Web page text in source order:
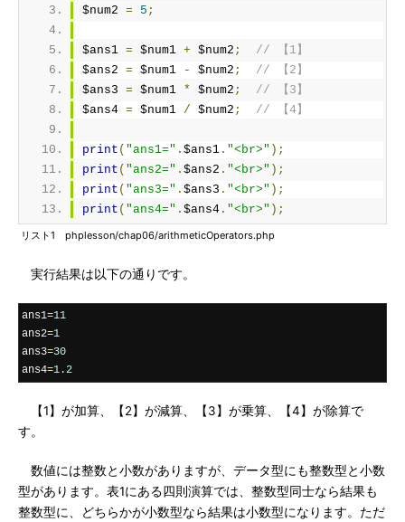
$num2 = 5 ;
$ans1 = $num1 + $num2 ;
// 【1】
$ans2 = $num1 - $num2 ;
// 【2】
$ans3 = $num1 * $num2 ;
// 【3】
$ans4 = $num1 / $num2 ; // 【4】
print ( "ans1=" . $ans1. "<br>" );
print ( "ans2=" . $ans2 . "<br>" );
print ( "ans3=" . $ans3 . "<br>" );
print ( "ans4=" . $ans4. "<br>" );
リスト1 phplesson/chap06/arithmeticOperators.php
実行結果は以下の通りです。
ans1=11
ans2=1
ans3=30
ans4=1.2
【1】が加算、【2】が減算、【3】が乗算、【4】が除算で
す。
数値には整数と小数がありますが、データ型にも整数型と小数
型があります。表1にある四則演算では、整数型同士なら結果も
整数型に、どちらかが小数型なら結果は小数型になります。ただ